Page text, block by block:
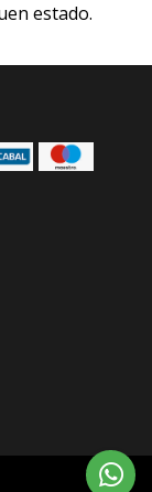
estado.